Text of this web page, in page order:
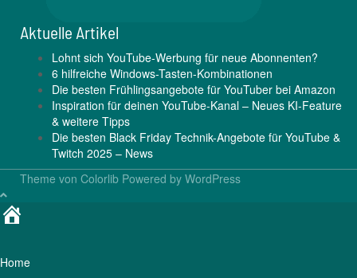
Aktuelle Artikel
Lohnt sich YouTube-Werbung für neue Abonnenten?
6 hilfreiche Windows-Tasten-Kombinationen
Die besten Frühlingsangebote für YouTuber bei Amazon
Inspiration für deinen YouTube-Kanal – Neues KI-Feature
& weitere Tipps
Die besten Black Friday Technik-Angebote für YouTube &
Twitch 2025 – News
Theme von Colorlib Powered by WordPress
Home